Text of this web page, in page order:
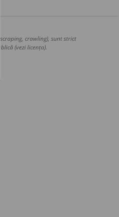
crawling), sunt strict
(vezi licența).